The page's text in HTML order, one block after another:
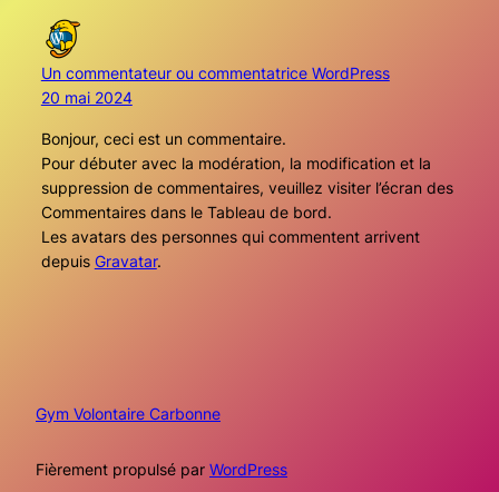
Un commentateur ou commentatrice WordPress
20 mai 2024
Bonjour, ceci est un commentaire.
Pour débuter avec la modération, la modification et la
suppression de commentaires, veuillez visiter l’écran des
Commentaires dans le Tableau de bord.
Les avatars des personnes qui commentent arrivent
depuis Gravatar.
Gym Volontaire Carbonne
Fièrement propulsé par WordPress